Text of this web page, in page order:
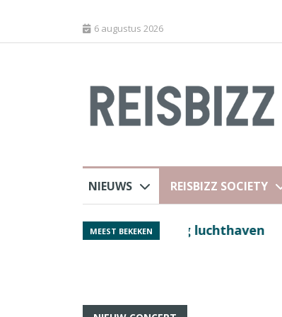
6 augustus 2026
NIEUWS REISBIZZ SOCIETY
MEEST BEKEKEN
luchthaven
Spaans